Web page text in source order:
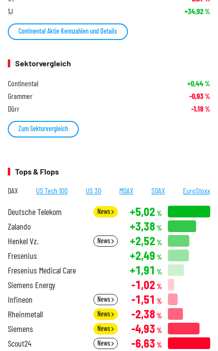
1J +34,92%
Continental Aktie Kennzahlen und Details
Sektorvergleich
Continental +0,44%
Grammer -0,93%
Dürr -1,18%
Zum Sektorvergleich
Tops & Flops
DAX US Tech 100 US 30 MDAX SDAX EuroStoxx
Deutsche Telekom News +5,02 %
Zalando +3,38 %
Henkel Vz. News +2,52 %
Fresenius +2,49 %
Fresenius Medical Care +1,91 %
Siemens Energy -1,02 %
Infineon News -1,51 %
Rheinmetall News -2,38 %
Siemens News -4,93 %
Scout24 News -6,63 %